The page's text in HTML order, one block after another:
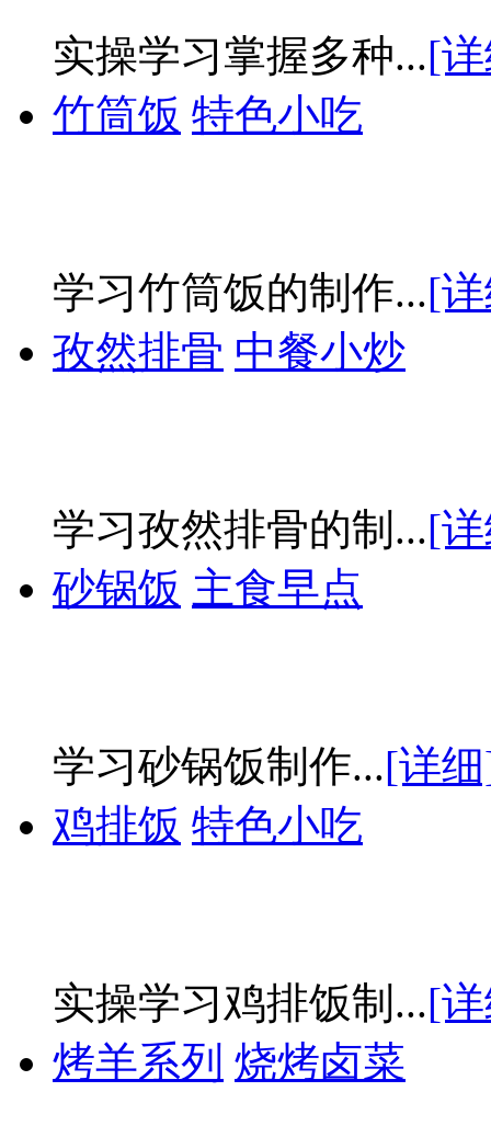
实操学习掌握多种...[
竹筒饭 特色小吃
学习竹筒饭的制作...[
孜然排骨 中餐小炒
学习孜然排骨的制...[
砂锅饭 主食早点
学习砂锅饭制作...[详
鸡排饭 特色小吃
实操学习鸡排饭制...[
烤羊系列 烧烤卤菜